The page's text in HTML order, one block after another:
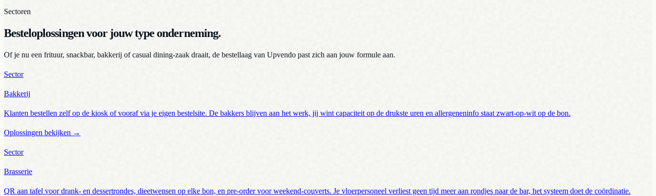
Sectoren
Besteloplossingen voor jouw type onderneming.
Of je nu een frituur, snackbar, bakkerij of casual dining-zaak draait, de bestellaag van Upvendo past zich aan jouw formule aan.
Sector
Bakkerij
Klanten bestellen zelf op de kiosk of vooraf via je eigen bestelsite. De bakkers blijven aan het werk, jij wint capaciteit op de drukste uren en allergeneninfo staat zwart-op-wit op de bon.
Oplossingen bekijken →
Sector
Brasserie
QR aan tafel voor drank- en dessertrondes, dieetwensen op elke bon, en pre-order voor weekend-couverts. Je vloerpersoneel verliest geen tijd meer aan rondjes naar de bar, het systeem doet de coördinatie.